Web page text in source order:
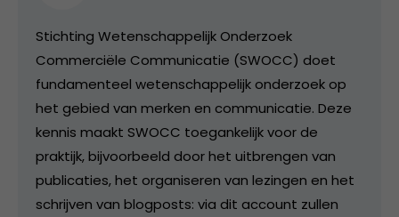
Stichting Wetenschappelijk Onderzoek
Commerciële Communicatie (SWOCC) doet
fundamenteel wetenschappelijk onderzoek op
het gebied van merken en communicatie. Deze
kennis maakt SWOCC toegankelijk voor de
praktijk, bijvoorbeeld door het uitbrengen van
publicaties, het organiseren van lezingen en het
schrijven van blogposts: via dit account zullen